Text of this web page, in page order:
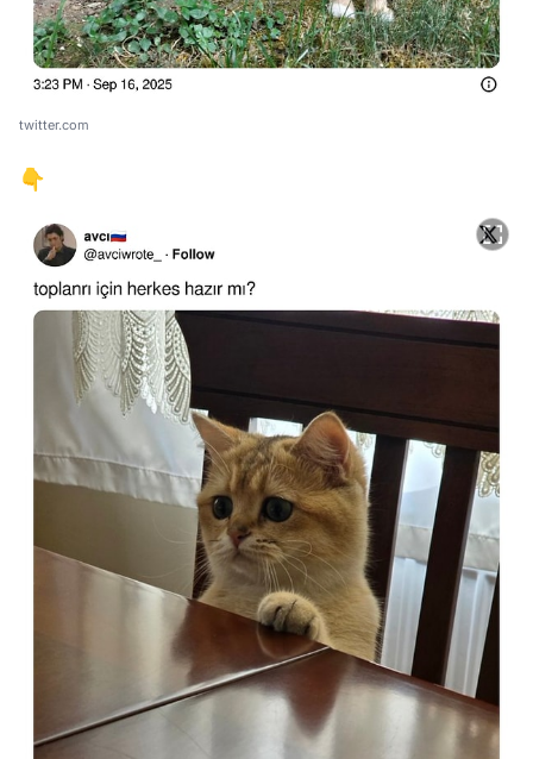
twitter.com
👇